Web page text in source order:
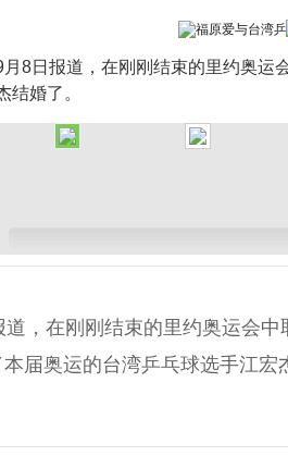
8日报道，在刚刚结束的里约奥运
结婚了。
，在刚刚结束的里约奥运会
届奥运的台湾乒乓球选手江宏